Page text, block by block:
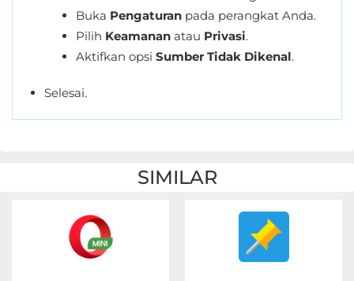
Buka Pengaturan pada perangkat Anda.
Pilih Keamanan atau Privasi.
Aktifkan opsi Sumber Tidak Dikenal.
Selesai.
SIMILAR